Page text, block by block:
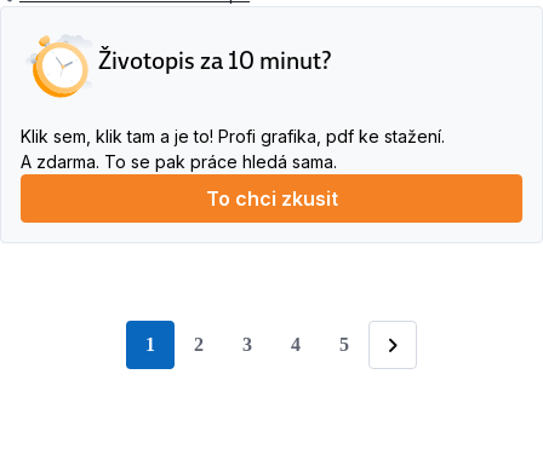
Životopis za 10 minut?
Klik sem, klik tam a je to! Profi grafika, pdf ke stažení.
A zdarma. To se pak práce hledá sama.
To chci zkusit
stránka
1 2 3 4 5
Následující